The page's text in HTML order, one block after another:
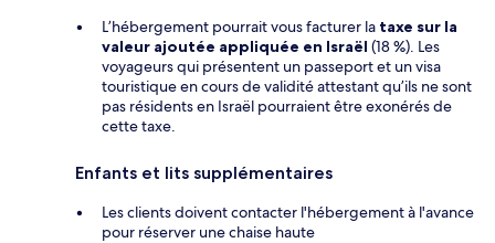
L’hébergement pourrait vous facturer la taxe sur la
valeur ajoutée appliquée en Israël (18 %). Les
voyageurs qui présentent un passeport et un visa
touristique en cours de validité attestant qu’ils ne sont
pas résidents en Israël pourraient être exonérés de
cette taxe.
Enfants et lits supplémentaires
Les clients doivent contacter l'hébergement à l'avance
pour réserver une chaise haute